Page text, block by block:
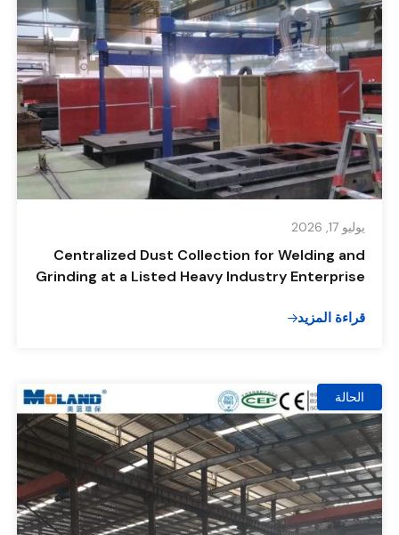
يوليو 17, 2026
Centralized Dust Collection for Welding and
Grinding at a Listed Heavy Industry Enterprise
قراءة المزيد
الحالة